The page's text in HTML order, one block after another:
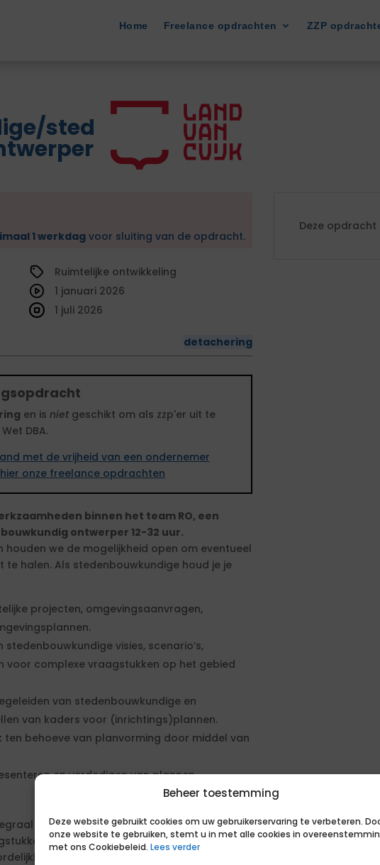
Beheer toestemming
Deze website gebruikt cookies om uw gebruikerservaring te verbeteren.
onze website te gebruiken, stemt u in met alle cookies in
met ons Cookiebeleid. Lees verder
Home Freelance opdrachten ZZP
sted
1 werkdagvoor sluiting van de opdracht.
Ruimtelijke ontwikkeling
detachering
1 januari 2026
1 juli 2026
en is niet geschikt om als zzp'er uit te
DBA.
met de vrijheid van een ondernemer
hier onze freelance opdrachten
binnen het team RO, een
ontwerper 12-32 uur.
houden we de mogelijkheid open om eventueel
halen. Als stedenbouwkundige houd je je
projecten, omgevingsaanvragen,
visies, scenario’s,
voor complexe vraagstukken op het gebied
van stedenbouwkundige en
van kaders voor (inrichtings)plannen.
ten behoeve van planvorming door middel van
en verdedigen van plannen.
aan ruimtelijke opgaven, waarbij je de
goed analyseert. Je werkt zelfstandig
Je presenteert enthousiast je
Deze opdracht